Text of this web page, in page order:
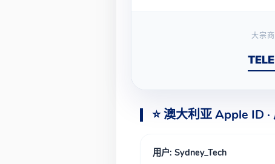
大宗
⭐ 澳大利亚 Apple ID
用户: Sydney_Tech